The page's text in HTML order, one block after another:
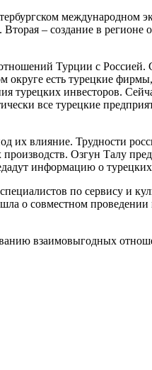
международном
– создание в регионе
Турции с Россией.
есть турецкие
турецких инвесторов.
все турецкие
влияние. Трудности
Озгун Талу
информацию о турецких
по сервису и
о совместном
взаимовыгодных